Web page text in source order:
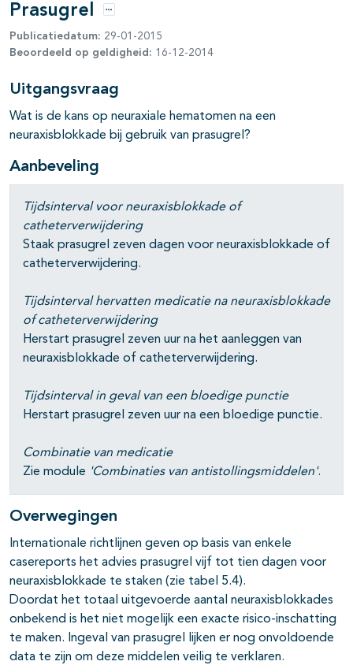
open- en dichtklappen
Prasugrel
Opties
Publicatiedatum: 29-01-2015
Beoordeeld op geldigheid: 16-12-2014
Uitgangsvraag
Wat is de kans op neuraxiale hematomen na een
neuraxisblokkade bij gebruik van prasugrel?
Aanbeveling
Tijdsinterval voor neuraxisblokkade of
catheterverwijdering
Staak prasugrel zeven dagen voor neuraxisblokkade of
catheterverwijdering.
Tijdsinterval hervatten medicatie na neuraxisblokkade
of catheterverwijdering
Herstart prasugrel zeven uur na het aanleggen van
neuraxisblokkade of catheterverwijdering.
Tijdsinterval in geval van een bloedige punctie
Herstart prasugrel zeven uur na een bloedige punctie.
Combinatie van medicatie
Zie module 'Combinaties van antistollingsmiddelen'.
Overwegingen
Internationale richtlijnen geven op basis van enkele
casereports het advies prasugrel vijf tot tien dagen voor
neuraxisblokkade te staken (zie tabel 5.4).
Doordat het totaal uitgevoerde aantal neuraxisblokkades
onbekend is het niet mogelijk een exacte risico-inschatting
te maken. Ingeval van prasugrel lijken er nog onvoldoende
data te zijn om deze middelen veilig te verklaren.